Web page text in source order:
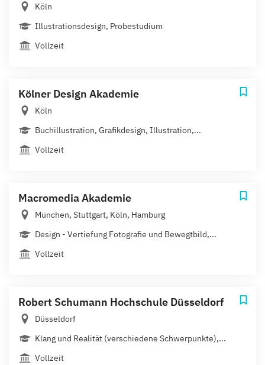
Köln
Illustrationsdesign, Probestudium
Vollzeit
Kölner Design Akademie
Köln
Buchillustration, Grafikdesign, Illustration,...
Vollzeit
Macromedia Akademie
München, Stuttgart, Köln, Hamburg
Design - Vertiefung Fotografie und Bewegtbild,...
Vollzeit
Robert Schumann Hochschule Düsseldorf
Düsseldorf
Klang und Realität (verschiedene Schwerpunkte),...
Vollzeit